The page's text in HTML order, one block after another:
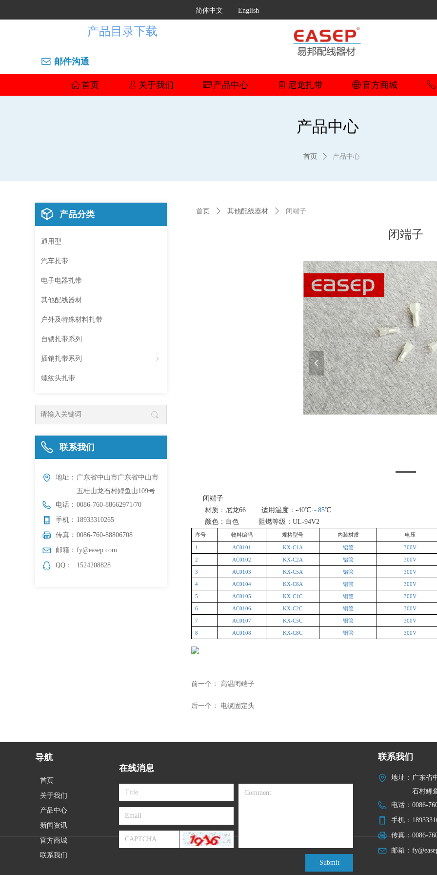
简体中文 English
ꀇ首页 ꄑ 关于我们 ꀔ 产品中心 ꁩ 尼龙扎带 ꄓ官方商城 ꂅ
ꂘ 邮件沟通
产品目录下载
产品中心
首页 ꄲ 产品中心
ꁦ 产品分类
通用型
汽车扎带
电子电器扎带
其他配线器材
户外及特殊材料扎带
自锁扎带系列
ꁇ
插销扎带系列
螺纹头扎带
끠
ꂅ 联系我们
地址： 广东省中山市广东省中山市
五桂山龙石村鲤鱼山109号
电话： 0086-760-88662971/70
手机： 18933310265
传真： 0086-760-88806708
邮箱： fy@easep.com
QQ： 1524208828
首页 ꄲ 其他配线器材 ꄲ 闭端子
闭端子
넳
闭端子
材质：尼龙66 适用温度： -40℃ ～ 85℃
颜色：白色
阻燃等级： UL-94V2
序号 物料编码 规格型号 内装材质 电压
1 AC0101 KX-C1A 铝管 300V
2 AC0102 KX-C2A 铝管 300V
3 AC0103 KX-C5A 铝管 300V
4 AC0104 KX-C8A 铝管 300V
5 AC0105 KX-C1C 铜管 300V
6 AC0106 KX-C2C 铜管 300V
7 AC0107 KX-C5C 铜管 300V
8 AC0108 KX-C8C 铜管 300V
前一个： 高温闭端子
后一个： 电缆固定头
在线消息
Submit
联系我们
导航
首页
关于我们
产品中心
新闻资讯
官方商城
联系我们
地址： 广东省
石村鲤
电话： 0086-
手机：
传真： 0086-
邮箱：